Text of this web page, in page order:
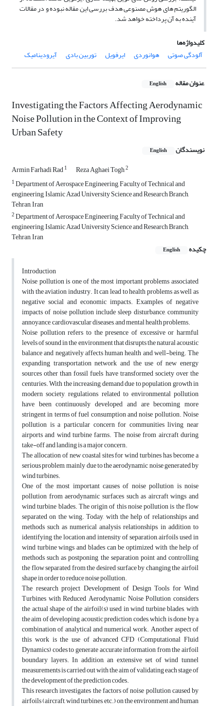
الگوریتم های هوش مصنوعی هدف بررسی این مقاله نبوده و در مقالات
آینده به آن پرداخته خواهد شد.
کلیدواژه‌ها
آلودگی صوتی
هوانوردی ایرفویل توربین بادی آیرودینامیک
عنوان مقاله English
Investigating the Factors Affecting Aerodynamic
Noise Pollution in the Context of Improving
Urban Safety
نویسندگان English
Armin Farhadi Rad1 Reza Aghaei Togh2
1Department of Aerospace Engineering, Faculty of Technical and
engineering, Islamic Azad University Science and Research Branch,
Tehran, Iran
2Department of Aerospace Engineering, Faculty of Technical and
engineering, Islamic Azad University Science and Research Branch,
Tehran, Iran
چکیده
English
Introduction
Noise pollution is one of the most important problems associated
with the aviation industry. It can lead to health problems as well as
negative social and economic impacts. Examples of negative
impacts of noise pollution include sleep disturbance, community
annoyance, cardiovascular diseases, and mental health problems.
Noise pollution refers to the presence of excessive or harmful
levels of sound in the environment that disrupts the natural acoustic
balance and negatively affects human health and well-being. The
expanding transportation network and the use of new energy
sources other than fossil fuels have transformed society over the
centuries. With the increasing demand due to population growth in
modern society, regulations related to environmental pollution
have been continuously developed and are becoming more
stringent in terms of fuel consumption and noise pollution. Noise
pollution is a particular concern for communities living near
airports and wind turbine farms. The noise from aircraft during
take-off and landing is a major concern.
The allocation of new coastal sites for wind turbines has become a
serious problem, mainly due to the aerodynamic noise generated by
wind turbines.
One of the most important causes of noise pollution is noise
pollution from aerodynamic surfaces such as aircraft wings and
wind turbine blades. The origin of this noise pollution is the flow
separated on the wing. Today, with the help of relationships and
methods such as numerical analysis relationships, in addition to
identifying the location and intensity of separation, airfoils used in
wind turbine wings and blades can be optimized with the help of
methods such as postponing the separation point and controlling
the flow separated from the desired surface by changing the airfoil
shape in order to reduce noise pollution.
The research project Development of Design Tools for Wind
Turbines with Reduced Aerodynamic Noise Pollution considers
the actual shape of the airfoil(s) used in wind turbine blades, with
the aim of developing acoustic prediction codes, which is done by a
combination of analytical and numerical work. Another aspect of
this work is the use of advanced CFD (Computational Fluid
Dynamics) codes to generate accurate information from the airfoil
boundary layers. In addition, an extensive set of wind tunnel
measurements is carried out with the aim of validating each stage of
the development of the prediction codes.
This research investigates the factors of noise pollution caused by
airfoils (aircraft, wind turbines, etc.) on the environment and human